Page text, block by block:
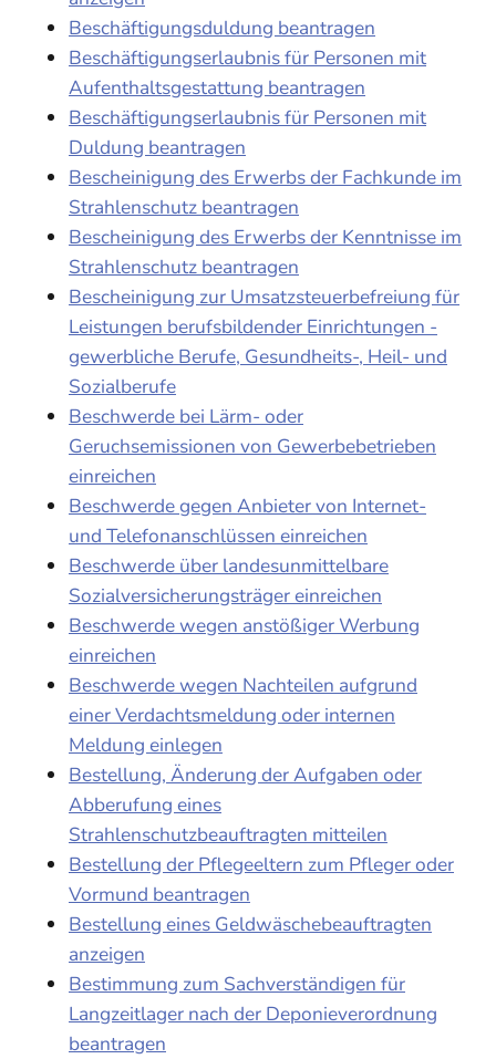
Beschäftigungsduldung beantragen
Beschäftigungserlaubnis für Personen mit
Aufenthaltsgestattung beantragen
Beschäftigungserlaubnis für Personen mit
Duldung beantragen
Bescheinigung des Erwerbs der Fachkunde im
Strahlenschutz beantragen
Bescheinigung des Erwerbs der Kenntnisse im
Strahlenschutz beantragen
Bescheinigung zur Umsatzsteuerbefreiung für
Leistungen berufsbildender Einrichtungen -
gewerbliche Berufe, Gesundheits-, Heil- und
Sozialberufe
Beschwerde bei Lärm- oder
Geruchsemissionen von Gewerbebetrieben
einreichen
Beschwerde gegen Anbieter von Internet-
und Telefonanschlüssen einreichen
Beschwerde über landesunmittelbare
Sozialversicherungsträger einreichen
Beschwerde wegen anstößiger Werbung
einreichen
Beschwerde wegen Nachteilen aufgrund
einer Verdachtsmeldung oder internen
Meldung einlegen
Bestellung, Änderung der Aufgaben oder
Abberufung eines
Strahlenschutzbeauftragten mitteilen
Bestellung der Pflegeeltern zum Pfleger oder
Vormund beantragen
Bestellung eines Geldwäschebeauftragten
anzeigen
Bestimmung zum Sachverständigen für
Langzeitlager nach der Deponieverordnung
beantragen